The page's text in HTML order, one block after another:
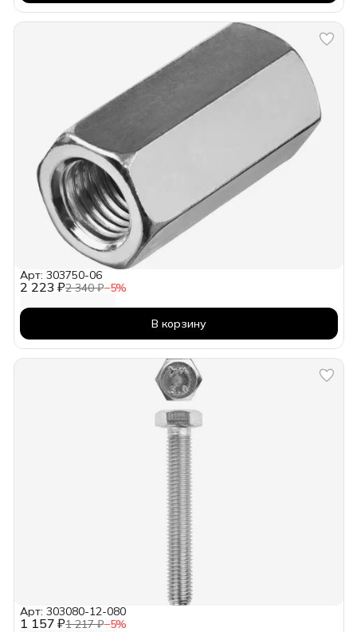
2 223 ₽2 340 ₽−5%
Арт: 303750-06
В корзину
1 157 ₽1 217 ₽−5%
Арт: 303080-12-080